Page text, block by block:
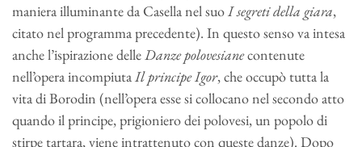
maniera illuminante da Casella nel suoI segreti della giara,
citato nel programma precedente). In questo senso va intesa
anche l’ispirazione delleDanze polovesianecontenute
nell’opera incompiutaIl principe Igor, che occupò tutta la
vita di Borodin (nell’opera esse si collocano nel secondo atto
quando il principe, prigioniero dei polovesi, un popolo di
stirpe tartara, viene intrattenuto con queste danze). Dopo